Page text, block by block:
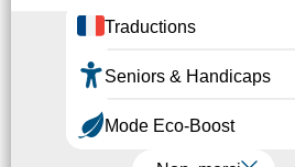
APF France
création de la 5è
dépenses liées à
Par leur association,
le Groupe Arcade-